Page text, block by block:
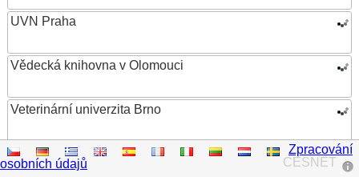
UVN Praha
Vědecká knihovna v Olomouci
Veterinární univerzita Brno
VŠB – Technická univerzita Ostrava
CESNET
Zpracování
osobních údajů